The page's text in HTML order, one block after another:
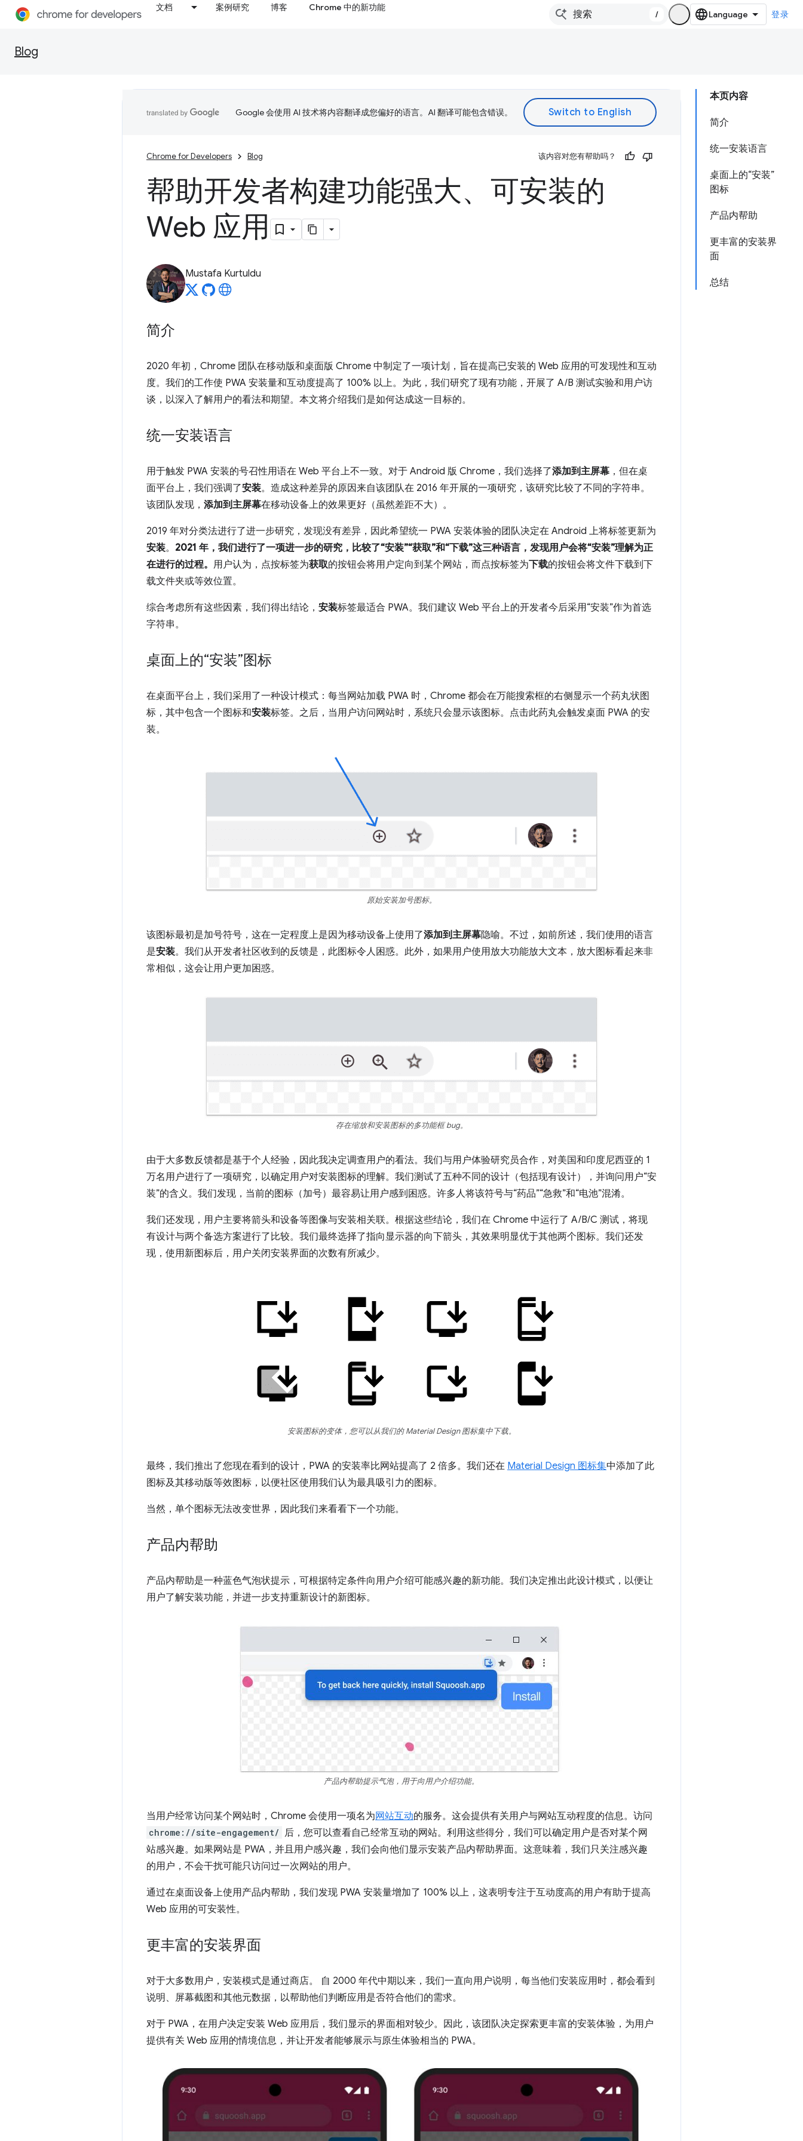
文档 案例研究 博客 Chrome 中的新功能
/ 登录
Blog
本页内容
简介
统一安装语言
桌面上的“安装”
图标
产品内帮助
更丰富的安装界
面
总结
Google 会使用 AI 技术将内容翻译成您偏好的语言。AI 翻译可能包含错误。
Chrome for Developers Blog 该内容对您有帮助吗？
帮助开发者构建功能强大、可安装的
Web 应用
Mustafa Kurtuldu
简介
2020 年初，Chrome 团队在移动版和桌面版 Chrome 中制定了一项计划，旨在提高已安装的 Web 应用的可发现性和互动
度。我们的工作使 PWA 安装量和互动度提高了 100% 以上。为此，我们研究了现有功能，开展了 A/B 测试实验和用户访
谈，以深入了解用户的看法和期望。本文将介绍我们是如何达成这一目标的。
统一安装语言
用于触发 PWA 安装的号召性用语在 Web 平台上不一致。对于 Android 版 Chrome，我们选择了添加到主屏幕 ，但在桌
面平台上，我们强调了安装。造成这种差异的原因来自该团队在 2016 年开展的一项研究，该研究比较了不同的字符串。
该团队发现， 添加到主屏幕在移动设备上的效果更好（虽然差距不大）。
2019 年对分类法进行了进一步研究，发现没有差异，因此希望统一 PWA 安装体验的团队决定在 Android 上将标签更新为
安装。 2021 年，我们进行了一项进一步的研究，比较了“安装”“获取”和“下载”这三种语言，发现用户会将“安装”理解为正
在进行的过程。 用户认为，点按标签为获取的按钮会将用户定向到某个网站，而点按标签为下载的按钮会将文件下载到下
载文件夹或等效位置。
综合考虑所有这些因素，我们得出结论，安装标签最适合 PWA。我们建议 Web 平台上的开发者今后采用“安装”作为首选
字符串。
桌面上的“安装”图标
在桌面平台上，我们采用了一种设计模式：每当网站加载 PWA 时，Chrome 都会在万能搜索框的右侧显示一个药丸状图
标，其中包含一个图标和安装标签。之后，当用户访问网站时，系统只会显示该图标。点击此药丸会触发桌面 PWA 的安
装。
原始安装加号图标。
该图标最初是加号符号，这在一定程度上是因为移动设备上使用了添加到主屏幕隐喻。不过，如前所述，我们使用的语言
是安装。我们从开发者社区收到的反馈是，此图标令人困惑。此外，如果用户使用放大功能放大文本，放大图标看起来非
常相似，这会让用户更加困惑。
存在缩放和安装图标的多功能框 bug。
由于大多数反馈都是基于个人经验，因此我决定调查用户的看法。我们与用户体验研究员合作，对美国和印度尼西亚的 1
万名用户进行了一项研究，以确定用户对安装图标的理解。我们测试了五种不同的设计（包括现有设计），并询问用户“安
装”的含义。我们发现，当前的图标（加号）最容易让用户感到困惑。许多人将该符号与“药品”“急救”和“电池”混淆。
我们还发现，用户主要将箭头和设备等图像与安装相关联。根据这些结论，我们在 Chrome 中运行了 A/B/C 测试，将现
有设计与两个备选方案进行了比较。我们最终选择了指向显示器的向下箭头，其效果明显优于其他两个图标。我们还发
现，使用新图标后，用户关闭安装界面的次数有所减少。
安装图标的变体，您可以从我们的 Material Design 图标集中下载。
最终，我们推出了您现在看到的设计，PWA 的安装率比网站提高了 2 倍多。我们还在 Material Design 图标集中添加了此
图标及其移动版等效图标，以便社区使用我们认为最具吸引力的图标。
当然，单个图标无法改变世界，因此我们来看看下一个功能。
产品内帮助
产品内帮助是一种蓝色气泡状提示，可根据特定条件向用户介绍可能感兴趣的新功能。我们决定推出此设计模式，以便让
用户了解安装功能，并进一步支持重新设计的新图标。
产品内帮助提示气泡，用于向用户介绍功能。
当用户经常访问某个网站时，Chrome 会使用一项名为网站互动的服务。这会提供有关用户与网站互动程度的信息。访问
chrome://site-engagement/ 后，您可以查看自己经常互动的网站。利用这些得分，我们可以确定用户是否对某个网
站感兴趣。如果网站是 PWA，并且用户感兴趣，我们会向他们显示安装产品内帮助界面。这意味着，我们只关注感兴趣
的用户，不会干扰可能只访问过一次网站的用户。
通过在桌面设备上使用产品内帮助，我们发现 PWA 安装量增加了 100% 以上，这表明专注于互动度高的用户有助于提高
Web 应用的可安装性。
更丰富的安装界面
对于大多数用户，安装模式是通过商店。 自 2000 年代中期以来，我们一直向用户说明，每当他们安装应用时，都会看到
说明、屏幕截图和其他元数据，以帮助他们判断应用是否符合他们的需求。
对于 PWA，在用户决定安装 Web 应用后，我们显示的界面相对较少。因此，该团队决定探索更丰富的安装体验，为用户
提供有关 Web 应用的情境信息，并让开发者能够展示与原生体验相当的 PWA。